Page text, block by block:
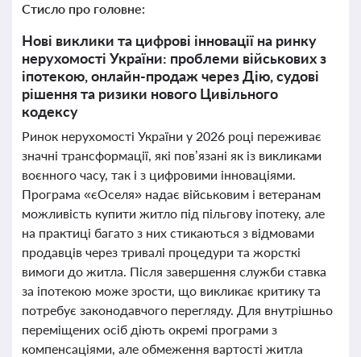
Стисло про головне:
Нові виклики та цифрові інновації на ринку
нерухомості України: проблеми військових з
іпотекою, онлайн-продаж через Дію, судові
рішення та ризики нового Цивільного
кодексу
Ринок нерухомості України у 2026 році переживає
значні трансформації, які пов’язані як із викликами
воєнного часу, так і з цифровими інноваціями.
Програма «єОселя» надає військовим і ветеранам
можливість купити житло під пільгову іпотеку, але
на практиці багато з них стикаються з відмовами
продавців через тривалі процедури та жорсткі
вимоги до житла. Після завершення служби ставка
за іпотекою може зрости, що викликає критику та
потребує законодавчого перегляду. Для внутрішньо
переміщених осіб діють окремі програми з
компенсаціями, але обмеження вартості житла